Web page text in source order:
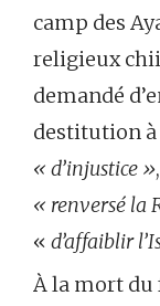
camp des
religieux
demandé
destitution à
« d’injustice »
« renversé la
« d’affaiblir
À la mort du